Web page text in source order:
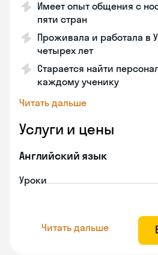
Имеет опыт общения с
пяти стран
Проживала и работала в
четырех лет
Старается найти
каждому ученику
Читать дальше
Услуги и цены
Английский язык
Уроки
Читать дальше